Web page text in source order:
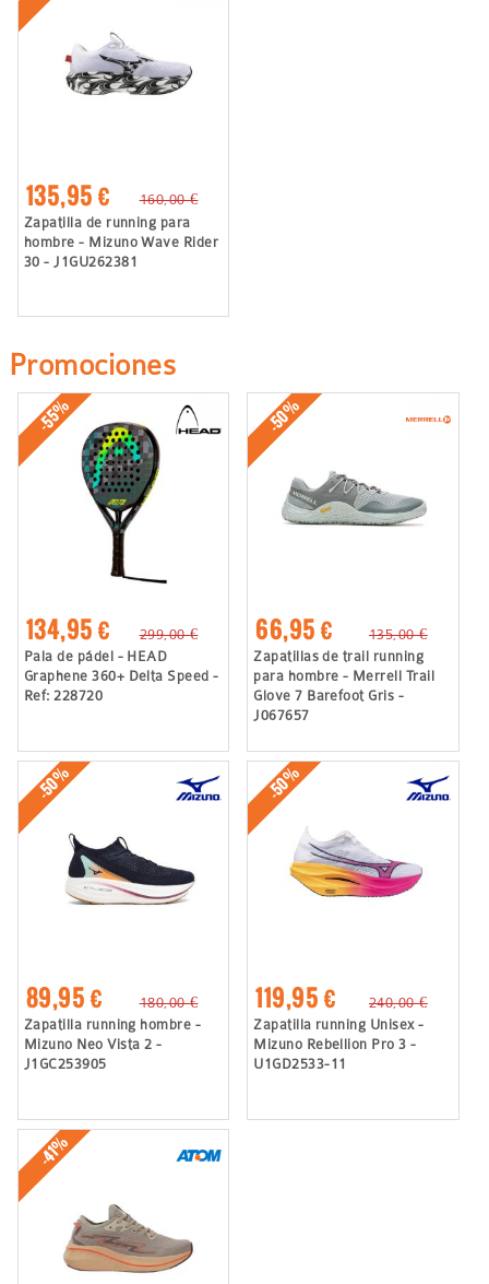
135,95 €
160,00 €
Zapatilla de running para
hombre - Mizuno Wave Rider
30 - J1GU262381
Promociones
-55%
134,95 €
299,00 €
Pala de pádel - HEAD
Graphene 360+ Delta Speed -
Ref: 228720
-50%
66,95 €
135,00 €
Zapatillas de trail running
para hombre - Merrell Trail
Glove 7 Barefoot Gris -
J067657
-50%
89,95 €
180,00 €
Zapatilla running hombre -
Mizuno Neo Vista 2 -
J1GC253905
-50%
119,95 €
240,00 €
Zapatilla running Unisex -
Mizuno Rebellion Pro 3 -
U1GD2533-11
-41%